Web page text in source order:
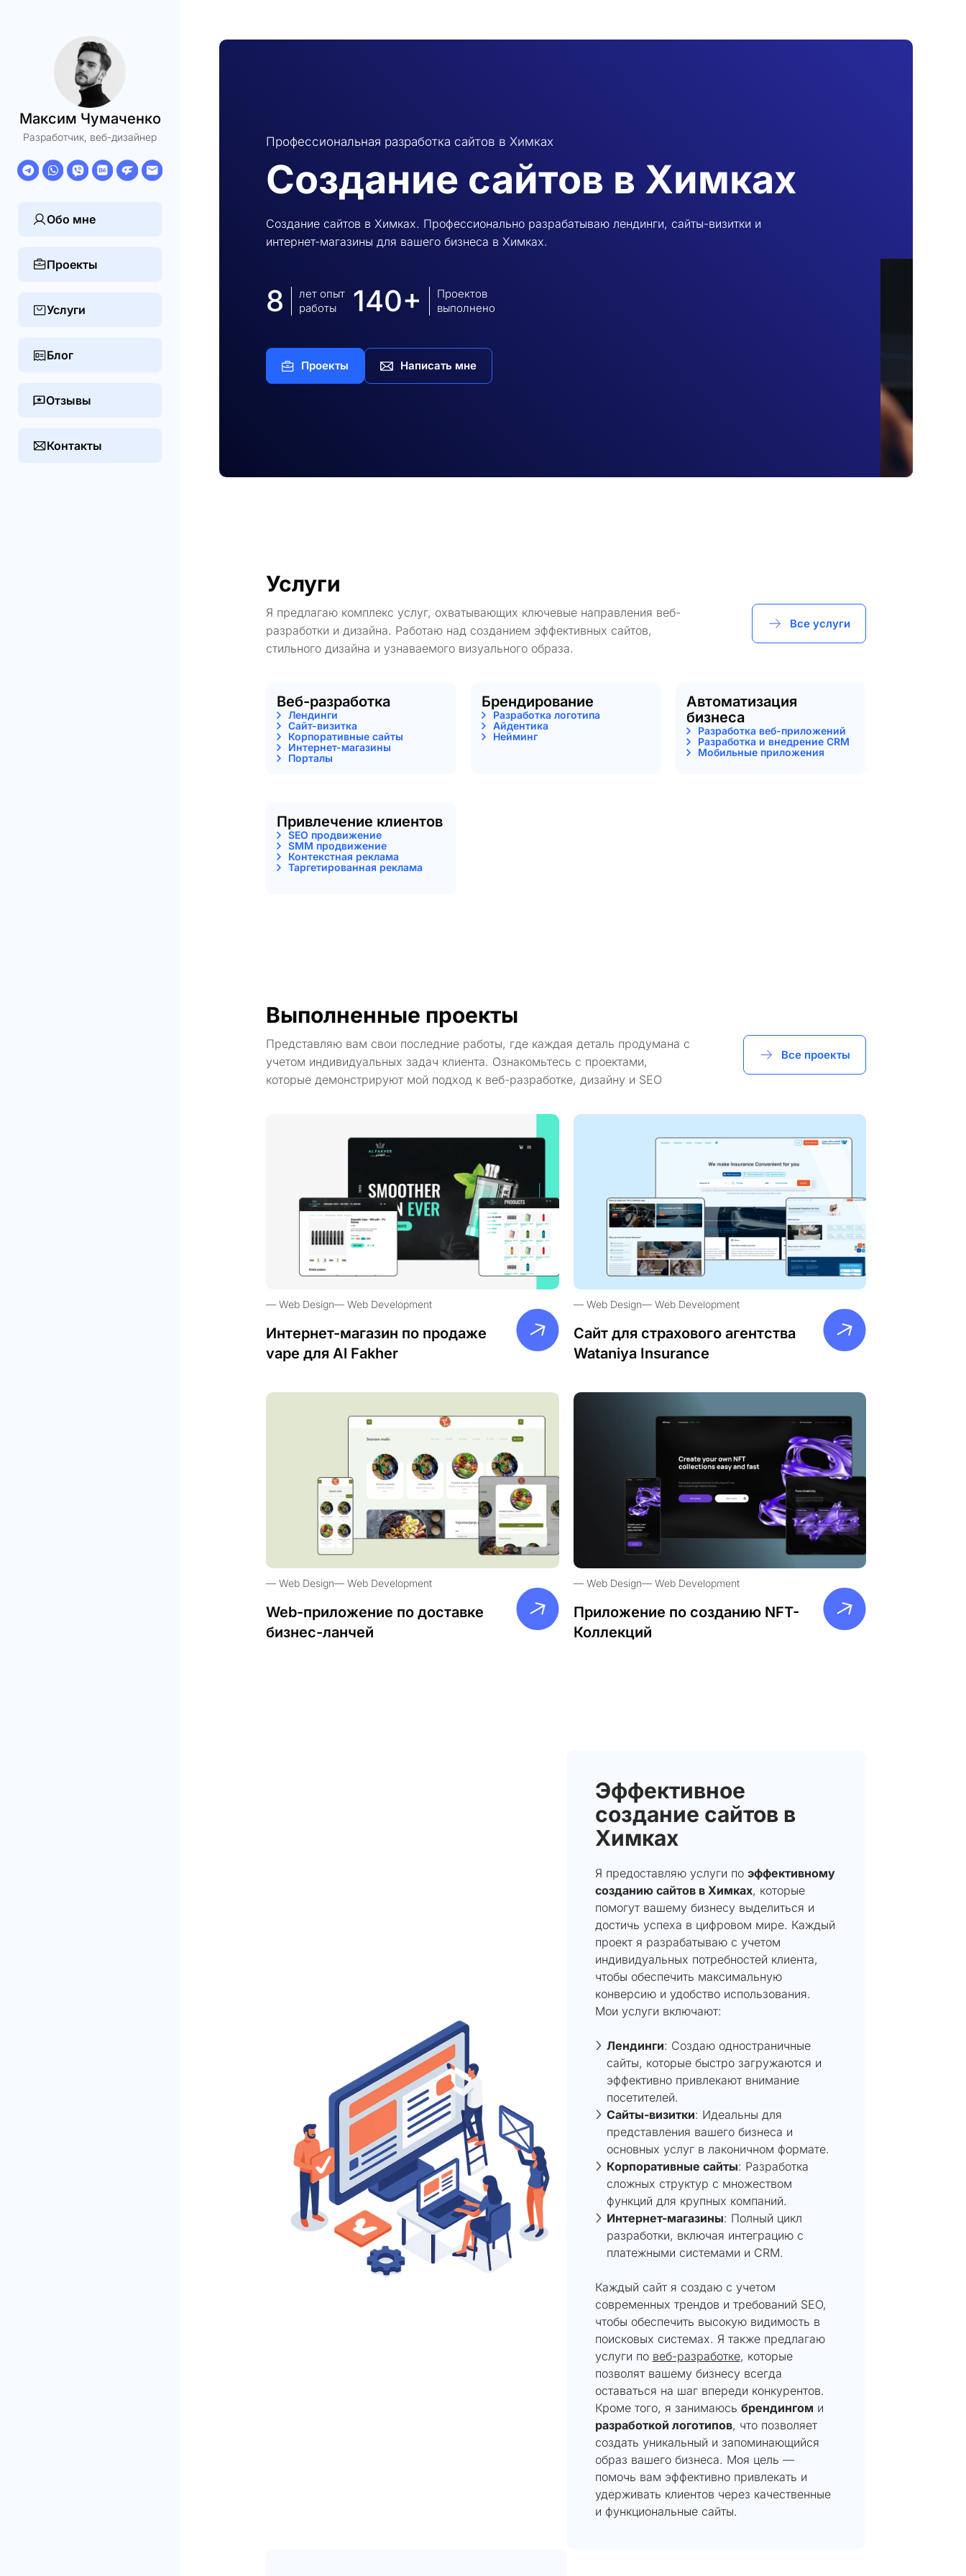
Максим Чумаченко
Разработчик, веб-дизайнер
Обо мне
Проекты
Услуги
Блог
Отзывы
Контакты
Профессиональная разработка сайтов в Химках
Создание сайтов в Химках
Создание сайтов в Химках. Профессионально разрабатываю лендинги, сайты-визитки и
интернет-магазины для вашего бизнеса в Химках.
8
лет опыт
работы
140+
Проектов
выполнено
Проекты Написать мне
Услуги
Я предлагаю комплекс услуг, охватывающих ключевые направления веб-
разработки и дизайна. Работаю над созданием эффективных сайтов,
стильного дизайна и узнаваемого визуального образа.
Все услуги
Веб-разработка
Лендинги
Сайт-визитка
Корпоративные сайты
Интернет-магазины
Порталы
Брендирование
Разработка логотипа
Айдентика
Нейминг
Автоматизация
бизнеса
Разработка веб-приложений
Разработка и внедрение CRM
Мобильные приложения
Привлечение клиентов
SEO продвижение
SMM продвижение
Контекстная реклама
Таргетированная реклама
Выполненные проекты
Представляю вам свои последние работы, где каждая деталь продумана с
учетом индивидуальных задач клиента. Ознакомьтесь с проектами,
которые демонстрируют мой подход к веб-разработке, дизайну и SEO
Все проекты
Web Design Web Development
Интернет-магазин по продаже
vape для Al Fakher
Web Design Web Development
Сайт для страхового агентства
Wataniya Insurance
Web Design Web Development
Web-приложение по доставке
бизнес-ланчей
Web Design Web Development
Приложение по созданию NFT-
Коллекций
Эффективное
создание сайтов в
Химках
Я предоставляю услуги по эффективному
созданию сайтов в Химках, которые
помогут вашему бизнесу выделиться и
достичь успеха в цифровом мире. Каждый
проект я разрабатываю с учетом
индивидуальных потребностей клиента,
чтобы обеспечить максимальную
конверсию и удобство использования.
Мои услуги включают:
Лендинги: Создаю одностраничные
сайты, которые быстро загружаются и
эффективно привлекают внимание
посетителей.
Сайты-визитки: Идеальны для
представления вашего бизнеса и
основных услуг в лаконичном формате.
Корпоративные сайты: Разработка
сложных структур с множеством
функций для крупных компаний.
Интернет-магазины: Полный цикл
разработки, включая интеграцию с
платежными системами и CRM.
Каждый сайт я создаю с учетом
современных трендов и требований SEO,
чтобы обеспечить высокую видимость в
поисковых системах. Я также предлагаю
услуги по веб-разработке, которые
позволят вашему бизнесу всегда
оставаться на шаг впереди конкурентов.
Кроме того, я занимаюсь брендингом и
разработкой логотипов, что позволяет
создать уникальный и запоминающийся
образ вашего бизнеса. Моя цель —
помочь вам эффективно привлекать и
удерживать клиентов через качественные
и функциональные сайты.